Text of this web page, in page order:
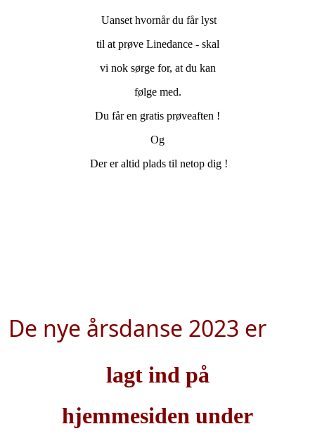
Uanset hvornår du får lyst
til at prøve Linedance - skal
vi nok sørge for, at du kan
følge med.
Du får en gratis prøveaften !
Og
Der er altid plads til netop dig !
De nye årsdanse 2023 er
lagt ind på
hjemmesiden under